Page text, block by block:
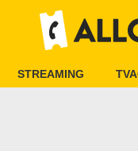
STREAMING